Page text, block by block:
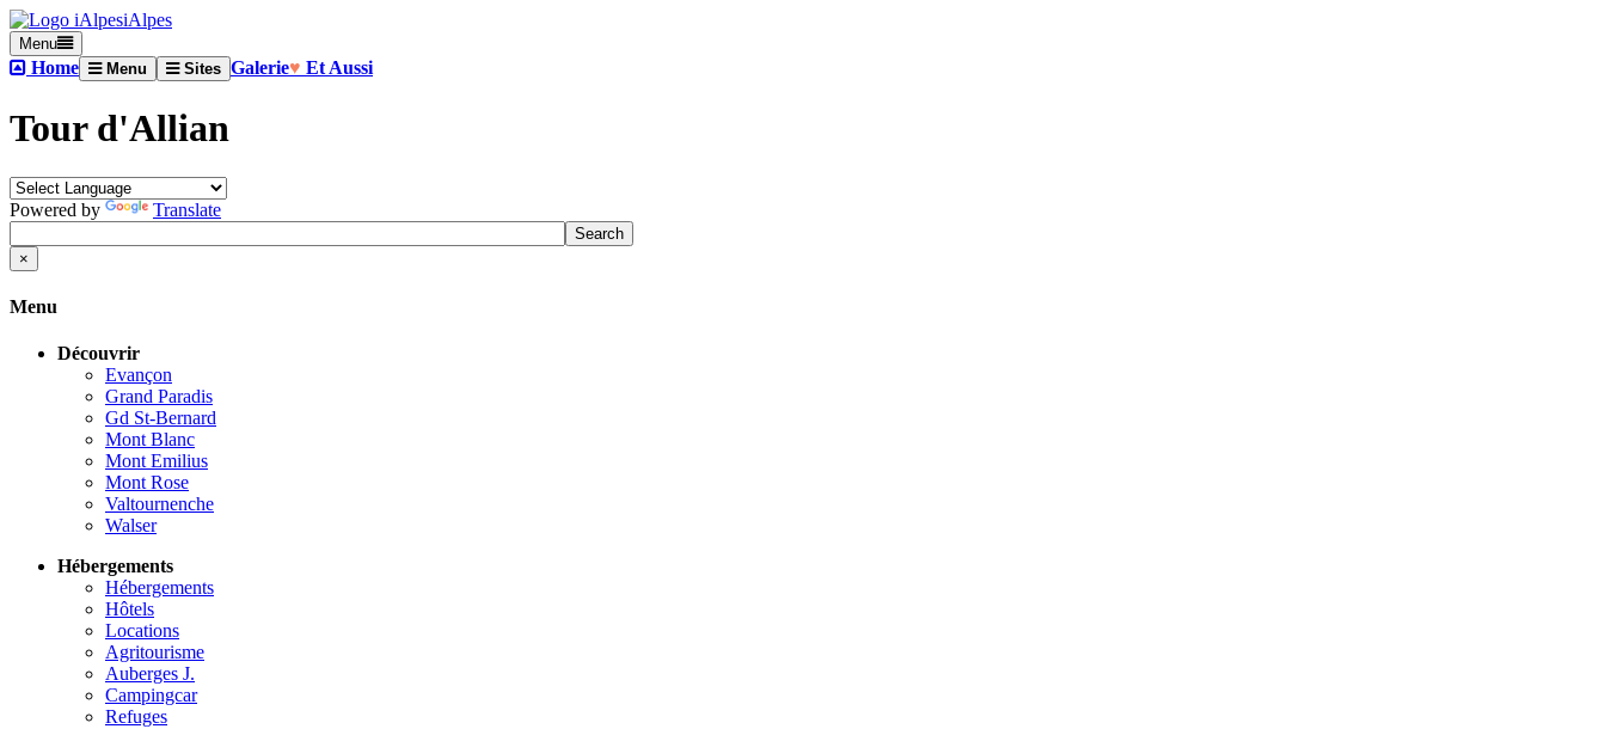
iAlpes
Menu
Home Menu Sites Galerie♥ Et Aussi
Tour d'Allian
Powered by Translate
×
Menu
Découvrir
Evançon
Grand Paradis
Gd St-Bernard
Mont Blanc
Mont Emilius
Mont Rose
Valtournenche
Walser
Hébergements
Hébergements
Hôtels
Locations
Agritourisme
Auberges J.
Campingcar
Refuges